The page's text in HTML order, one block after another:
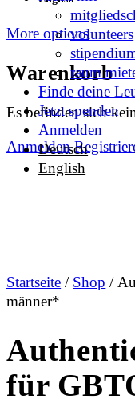
More options
Warenkorb
Es befinden sich
Anmelden
volunteers
raum
Finde deine
Jetzt spenden
Anmelden
Deutsch
English
Startseite / Shop /
männer*
für